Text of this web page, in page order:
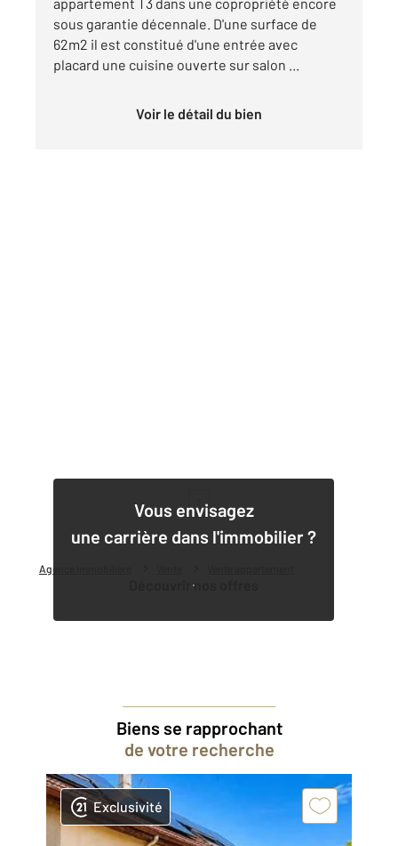
Agence immobilière
sous garantie décennale. D'une surface de
62m2 il est constitué d'une entrée avec
placard une cuisine ouverte sur salon ...
Voir le détail du bien
Vous envisagez
une carrière dans l'immobilier ?
Découvrir nos offres
Biens se rapprochant
de votre recherche
Exclusivité